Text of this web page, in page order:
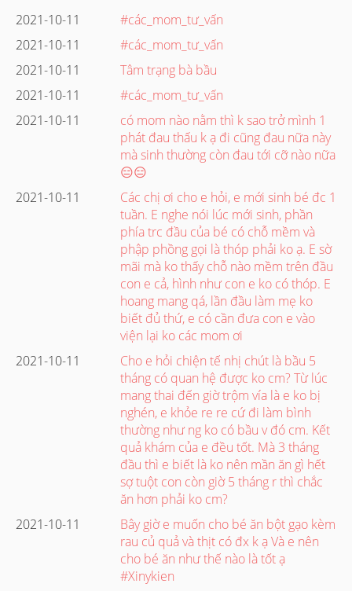
2021-10-11
#các_mom_tư_vấn
2021-10-11
#các_mom_tư_vấn
2021-10-11
Tâm trạng bà bầu
2021-10-11
#các_mom_tư_vấn
2021-10-11
có mom nào nằm thì k sao trở mình 1
phát đau thấu k ạ đi cũng đau nữa này
mà sinh thường còn đau tới cỡ nào nữa
😑😑
2021-10-11
Các chị ơi cho e hỏi, e mới sinh bé đc 1
tuần. E nghe nói lúc mới sinh, phần
phía trc đầu của bé có chỗ mềm và
phập phồng gọi là thóp phải ko ạ. E sờ
mãi mà ko thấy chỗ nào mềm trên đầu
con e cả, hình như con e ko có thóp. E
hoang mang qá, lần đầu làm mẹ ko
biết đủ thứ, e có cần đưa con e vào
viện lại ko các mom ơi
2021-10-11
Cho e hỏi chiện tế nhị chút là bầu 5
tháng có quan hệ được ko cm? Từ lúc
mang thai đến giờ trộm vía là e ko bị
nghén, e khỏe re re cứ đi làm bình
thường như ng ko có bầu v đó cm. Kết
quả khám của e đều tốt. Mà 3 tháng
đầu thì e biết là ko nên mần ăn gì hết
sợ tuột con còn giờ 5 tháng r thì chắc
ăn hơn phải ko cm?
2021-10-11
Bây giờ e muốn cho bé ăn bột gạo kèm
rau củ quả và thịt có đx k ạ Và e nên
cho bé ăn như thế nào là tốt ạ
#Xinykien